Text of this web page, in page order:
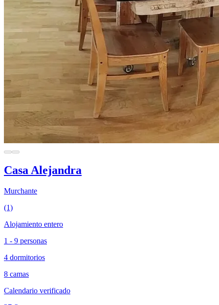
Casa Alejandra
Murchante
(1)
Alojamiento entero
1 - 9 personas
4 dormitorios
8 camas
Calendario verificado